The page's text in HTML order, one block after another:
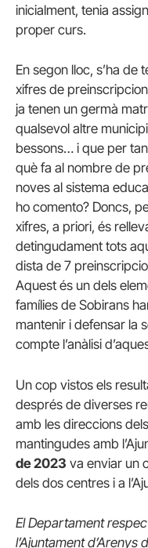
inicialment, tenia
proper curs.
En segon lloc, s’ha
xifres de
ja tenen un germà
qualsevol altre
bessons… i que per
què fa al nombre de
noves al sistema
ho comento? Doncs,
xifres, a priori, és
detingudament tots
dista de 7
Aquest és un dels
famílies de Sobirans
mantenir i defensar la
compte l’anàlisi
Un cop vistos els
després de diverses
amb les direccions
mantingudes amb
de 2023 va enviar un
dels dos centres i a
El Departament
l’Ajuntament